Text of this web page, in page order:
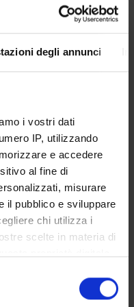
degli annunci
i vostri dati
IP, utilizzando
e accedere
al fine di
misurare
il pubblico e sviluppare
chi utilizza i
scelte in materia di
in qualsiasi
cookie o facendo clic